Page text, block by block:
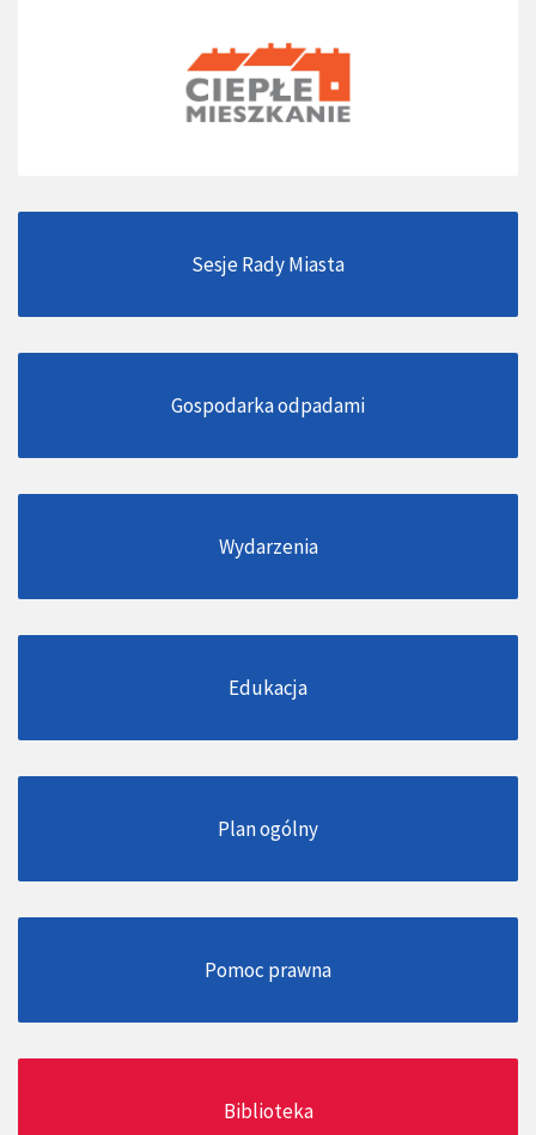
Sesje Rady Miasta
Gospodarka odpadami
Wydarzenia
Edukacja
Plan ogólny
Pomoc prawna
Biblioteka